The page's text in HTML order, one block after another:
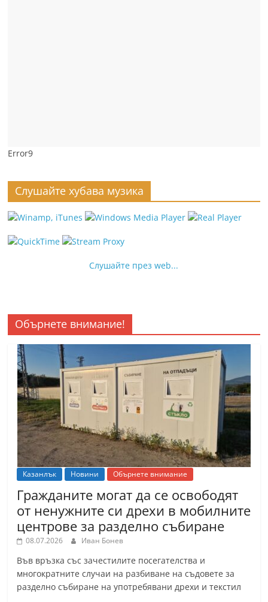
Error9
Слушайте хубава музика
Слушайте през web...
Обърнете внимание!
Казанлък Новини Обърнете внимание
Гражданите могат да се освободят
от ненужните си дрехи в мобилните
центрове за разделно събиране
08.07.2026 Иван Бонев
Във връзка със зачестилите посегателства и
многократните случаи на разбиване на съдовете за
разделно събиране на употребявани дрехи и текстил